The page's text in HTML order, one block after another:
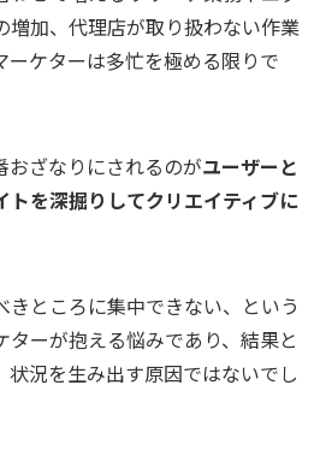
増加、代理店が取り扱わない作業
ーケターは多忙を極める限りで
おざなりにされるのがユーザーと
トを深掘りしてクリエイティブに
ところに集中できない、という
ーが抱える悩みであり、結果と
状況を生み出す原因ではないでし